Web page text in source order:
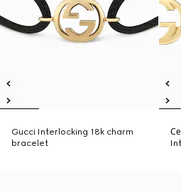
Gucci Interlocking 18k charm
bracelet